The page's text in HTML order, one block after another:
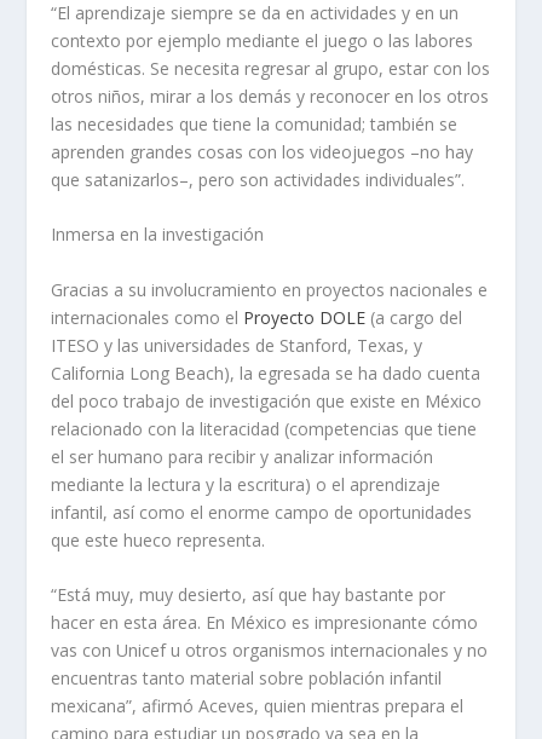
“El aprendizaje siempre se da en actividades y en un
contexto por ejemplo mediante el juego o las labores
domésticas. Se necesita regresar al grupo, estar con los
otros niños, mirar a los demás y reconocer en los otros
las necesidades que tiene la comunidad; también se
aprenden grandes cosas con los videojuegos –no hay
que satanizarlos–, pero son actividades individuales”.
Inmersa en la investigación
Gracias a su involucramiento en proyectos nacionales e
internacionales como el Proyecto DOLE (a cargo del
ITESO y las universidades de Stanford, Texas, y
California Long Beach), la egresada se ha dado cuenta
del poco trabajo de investigación que existe en México
relacionado con la literacidad (competencias que tiene
el ser humano para recibir y analizar información
mediante la lectura y la escritura) o el aprendizaje
infantil, así como el enorme campo de oportunidades
que este hueco representa.
“Está muy, muy desierto, así que hay bastante por
hacer en esta área. En México es impresionante cómo
vas con Unicef u otros organismos internacionales y no
encuentras tanto material sobre población infantil
mexicana”, afirmó Aceves, quien mientras prepara el
camino para estudiar un posgrado ya sea en la